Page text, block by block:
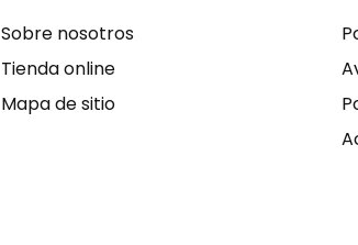
Sobre nosotros
Tienda online
Mapa de sitio